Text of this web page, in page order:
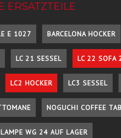
ERSATZTEILE
E 1027 BARCELONA HOCKER
LC 21 SESSEL LC 22 SOFA
LC2 HOCKER LC3 SESSEL
NOGUCHI COFFEE
WG 24 AUF LAGER